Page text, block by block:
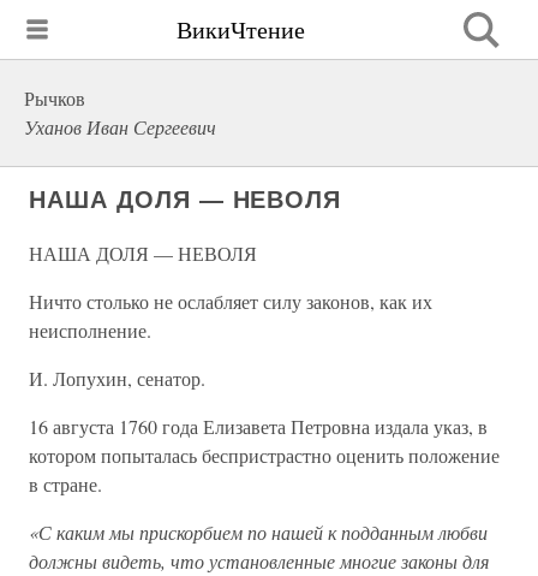
ВикиЧтение
Рычков
Уханов Иван Сергеевич
НАША ДОЛЯ — НЕВОЛЯ
НАША ДОЛЯ — НЕВОЛЯ
Ничто столько не ослабляет силу законов, как их
неисполнение.
И. Лопухин, сенатор.
16 августа 1760 года Елизавета Петровна издала указ, в
котором попыталась беспристрастно оценить положение
в стране.
«С каким мы прискорбием по нашей к подданным любви
должны видеть, что установленные многие законы для